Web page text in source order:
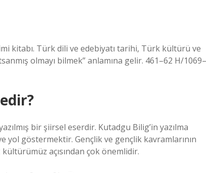
kitabı. Türk dili ve edebiyatı tarihi, Türk kültürü ve
olmayı bilmek” anlamına gelir. 461–62 H/1069–
bir şiirsel eserdir. Kutadgu Bilig’in yazılma
göstermektir. Gençlik ve gençlik kavramlarının
açısından çok önemlidir.